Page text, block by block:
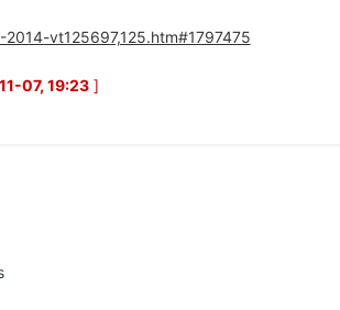
vt125697,125.htm#1797475
07, 19:23]